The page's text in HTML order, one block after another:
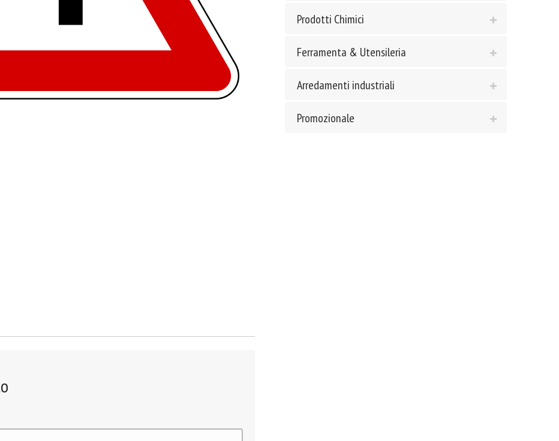
Prodotti Chimici
Ferramenta & Utensileria
Arredamenti industriali
Promozionale